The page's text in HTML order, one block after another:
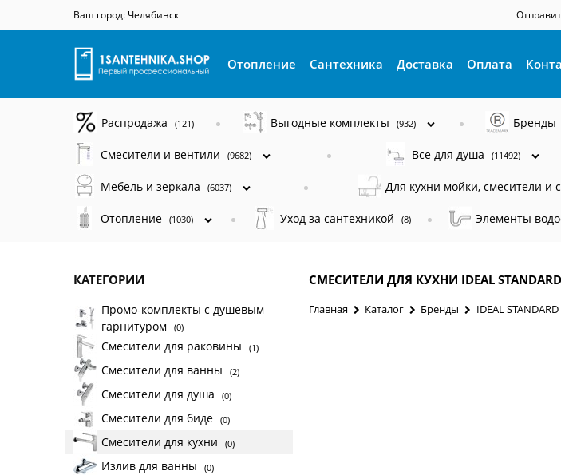
Ваш город: Челябинск
Отопление Сантехника Доставка Оплата
Распродажа (121) Выгодные комплекты (932) Бренды
Смесители и вентили (9682) Все для душа (11492)
Мебель и зеркала (6037) Для кухни мойки, смесители и
Отопление (1030) Уход за сантехникой (8) Элементы
КАТЕГОРИИ
Промо-комплекты с душевым
гарнитуром
(0)
Смесители для раковины (1)
Смесители для ванны (2)
Смесители для душа (0)
Смесители для биде (0)
Смесители для кухни (0)
Излив для ванны (0)
СМЕСИТЕЛИ ДЛЯ КУХНИ IDEAL STANDARD
Главная Каталог Бренды IDEAL STANDARD